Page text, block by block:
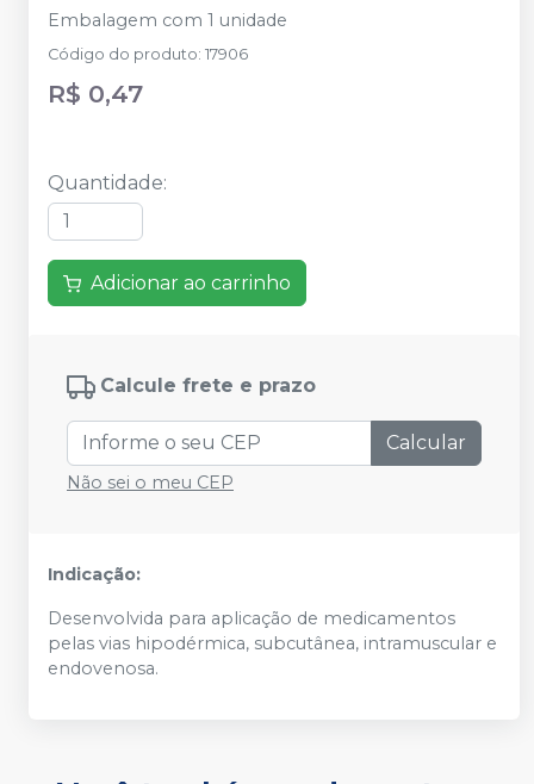
Embalagem com 1 unidade
Código do produto: 17906
R$ 0,47
Quantidade:
Adicionar ao carrinho
Calcule frete e prazo
Calcular
Não sei o meu CEP
Indicação:
Desenvolvida para aplicação de medicamentos
pelas vias hipodérmica, subcutânea, intramuscular e
endovenosa.